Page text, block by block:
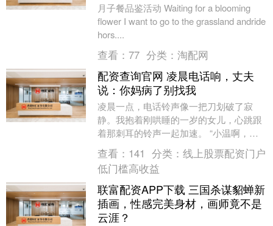
月子餐品鉴活动 Waiting for a blooming
flower I want to go to the grassland andride
hors....
查看： 77 分类： 淘配网
配资查询官网 凌晨电话响，丈夫
说：你妈病了别找我
凌晨一点，电话铃声像一把刀划破了寂
静。我抱着刚哄睡的一岁的女儿，心跳跟
着那刺耳的铃声一起加速。 “小温啊，你
妈突然胸闷，昏过去了！小磊是不是到家
了？快让他开车送....
查看： 141 分类： 线上股票配资门户
低门槛高收益
联富配资APP下载 三国杀谋貂蝉新
插画，性感完美身材，画师竟不是
云涯？